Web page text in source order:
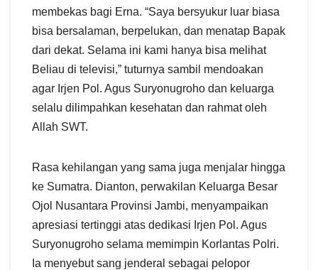
membekas bagi Erna. “Saya bersyukur luar biasa
bisa bersalaman, berpelukan, dan menatap Bapak
dari dekat. Selama ini kami hanya bisa melihat
Beliau di televisi,” tuturnya sambil mendoakan
agar Irjen Pol. Agus Suryonugroho dan keluarga
selalu dilimpahkan kesehatan dan rahmat oleh
Allah SWT.
Rasa kehilangan yang sama juga menjalar hingga
ke Sumatra. Dianton, perwakilan Keluarga Besar
Ojol Nusantara Provinsi Jambi, menyampaikan
apresiasi tertinggi atas dedikasi Irjen Pol. Agus
Suryonugroho selama memimpin Korlantas Polri.
Ia menyebut sang jenderal sebagai pelopor